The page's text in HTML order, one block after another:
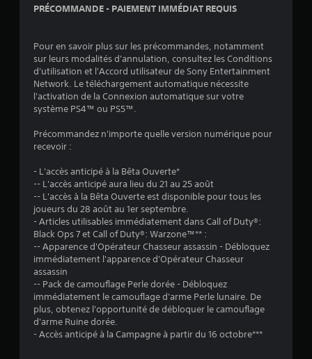
PRÉCOMMANDE - PAIEMENT IMMÉDIAT REQUIS
Pour en savoir plus sur les précommandes, notamment
sur leurs modalités d'annulation, consultez les Conditions
d'utilisation et l'Accord utilisateur de Sony Entertainment
Network. Le téléchargement automatique nécessite
l'activation de la Connexion automatique sur votre
système PS4™ ou PS5™.
Précommandez n'importe quelle version numérique pour
recevoir :
- L'accès anticipé à la Bêta Ouverte*
-- L'accès anticipé aura lieu du 21 au 25 août
-- L'accès à la Bêta Ouverte est disponible pour tous les
joueurs du 28 août au 1er septembre.
- Articles utilisables immédiatement dans Call of Duty®:
Black Ops 7 et Call of Duty®: Warzone™** :
-- Apparence d'Opérateur Chasseur assassin - Débloquez
immédiatement l'apparence d'Opérateur Chasseur
assassin
-- Pack de camouflage Perle dorée - Débloquez
immédiatement le camouflage d'arme Perle lunaire. De
plus, obtenez l'opportunité de débloquer le camouflage
d'arme Ruine dorée.
- Accès anticipé à la Campagne à partir du 16 octobre***